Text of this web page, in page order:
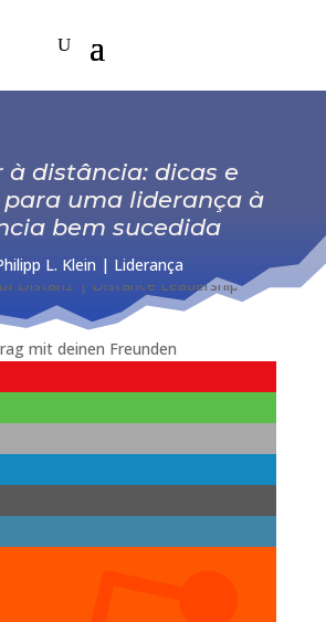
à distância: dicas e
uma liderança à
bem sucedida
L. Klein | Liderança
mit deinen Freunden